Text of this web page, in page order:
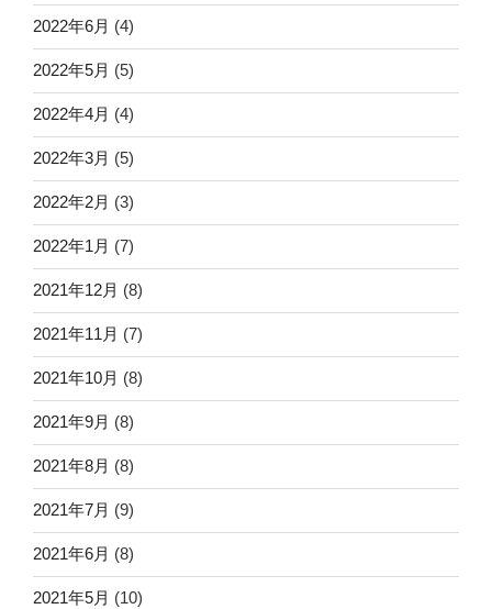
2022年6月 (4)
2022年5月 (5)
2022年4月 (4)
2022年3月 (5)
2022年2月 (3)
2022年1月 (7)
2021年12月 (8)
2021年11月 (7)
2021年10月 (8)
2021年9月 (8)
2021年8月 (8)
2021年7月 (9)
2021年6月 (8)
2021年5月 (10)